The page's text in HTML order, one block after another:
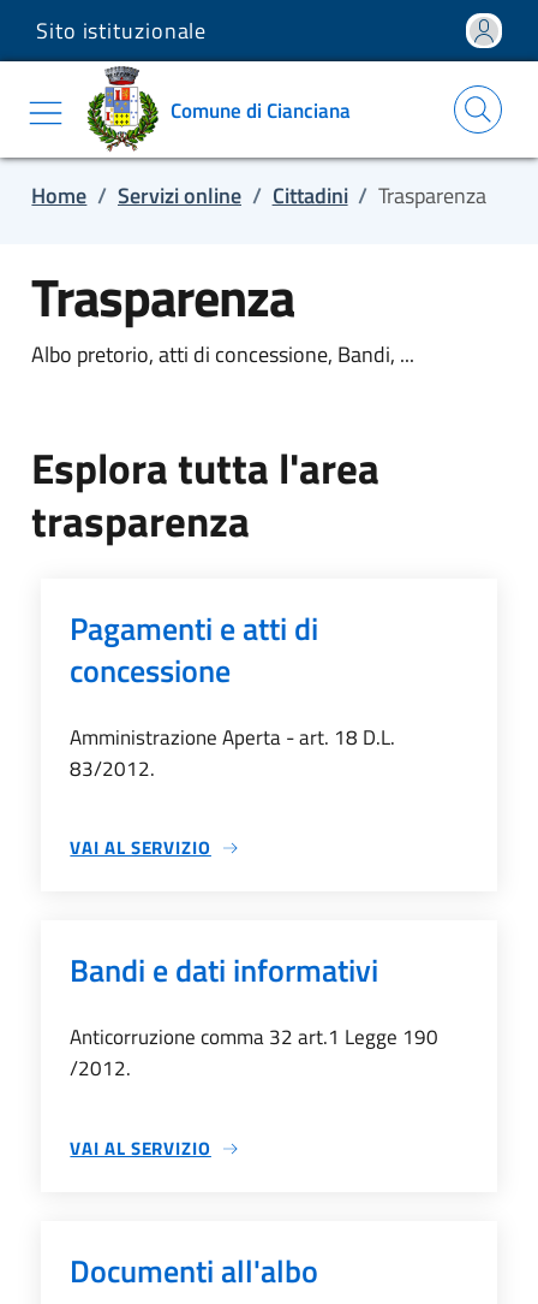
Salta e vai al contenuto
Salta e vai al footer
Sito istituzionale
Comune di Cianciana
Home / Servizi online / Cittadini / Trasparenza
Trasparenza
Albo pretorio, atti di concessione, Bandi, ...
Esplora tutta l'area
trasparenza
Pagamenti e atti di
concessione
Amministrazione Aperta - art. 18 D.L.
83/2012.
VAI AL SERVIZIO
PAGAMENTI E ATTI DI CONCESSIONE
Bandi e dati informativi
Anticorruzione comma 32 art.1 Legge 190
/2012.
VAI AL SERVIZIO
BANDI E DATI INFORMATIVI
Documenti all'albo